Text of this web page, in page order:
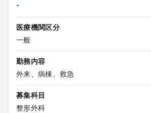
-
医療機関区分
一般
勤務内容
外来、病棟、救急
募集科目
整形外科